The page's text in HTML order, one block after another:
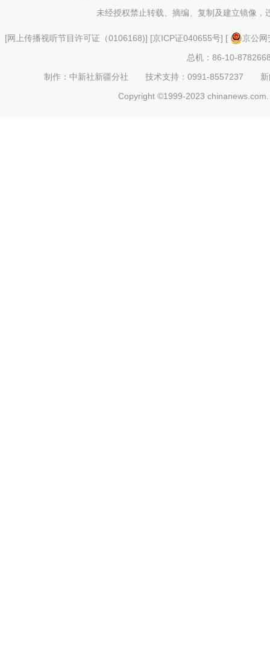
未经授权禁止转载、摘编、复制及建立镜像，
[网上传播视听节目许可证（0106168)] [京ICP证040655号] [
京公
总机：86-10-
制作：中新社新疆分社 技术支持：0991-8557237
Copyright ©1999-2023